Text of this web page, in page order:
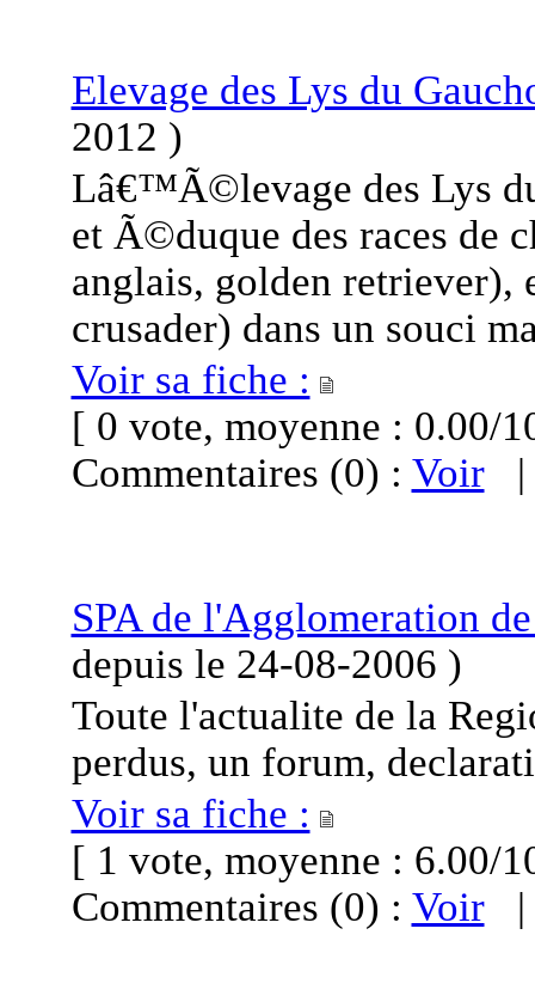
Elevage des Lys du
2012 )
Lâ€™Ã©levage des Lys
et Ã©duque des races de
anglais, golden retriever),
crusader) dans un souci
Voir sa fiche :
[ 0 vote, moyenne :
Commentaires (0) : Voir
SPA de l'Agglomeration
depuis le 24-08-2006 )
Toute l'actualite de la
perdus, un forum,
Voir sa fiche :
[ 1 vote, moyenne :
Commentaires (0) : Voir